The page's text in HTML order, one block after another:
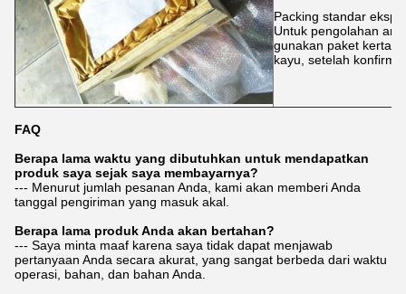
Packing standar
Untuk pengolahan
gunakan paket
kayu, setelah
FAQ
Berapa lama waktu yang dibutuhkan untuk mendapatkan
produk saya sejak saya membayarnya?
--- Menurut jumlah pesanan Anda, kami akan memberi Anda
tanggal pengiriman yang masuk akal.
Berapa lama produk Anda akan bertahan?
--- Saya minta maaf karena saya tidak dapat menjawab
pertanyaan Anda secara akurat, yang sangat berbeda dari waktu
operasi, bahan, dan bahan Anda.